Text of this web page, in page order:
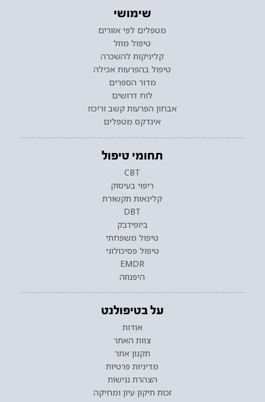
שימושי
מטפלים לפי אזורים
טיפול מוזל
קליניקות להשכרה
טיפול בהפרעות אכילה
מדור הספרים
לוח דרושים
אבחון הפרעות קשב וריכוז
אינדקס מטפלים
תחומי טיפול
CBT
ריפוי בעיסוק
קלינאות תקשורת
DBT
ביופידבק
טיפול משפחתי
טיפול פסיכולוגי
EMDR
היפנוזה
על בטיפולנט
אודות
צוות האתר
תקנון אתר
מדיניות פרטיות
הצהרת נגישות
זכות תיקון עיון ומחיקה